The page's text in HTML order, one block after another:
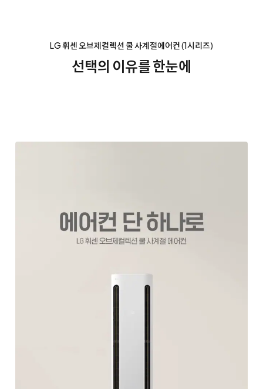
LG 휘센 오브제컬렉션 쿨 사계절에어컨 (1시리즈)
선택의 이유를 한눈에